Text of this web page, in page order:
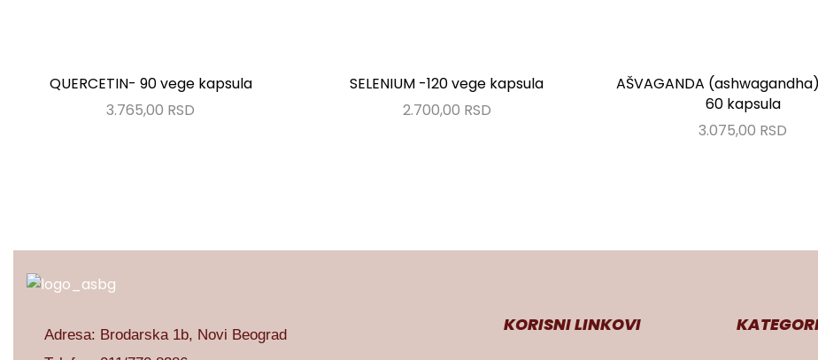
QUERCETIN- 90 vege kapsula
3.765,00 RSD
SELENIUM -120 vege kapsula
2.700,00 RSD
AŠVAGANDA
60 kapsula
3.075,00 RSD
Adresa: Brodarska 1b, Novi Beograd
KORISNI LINKOVI